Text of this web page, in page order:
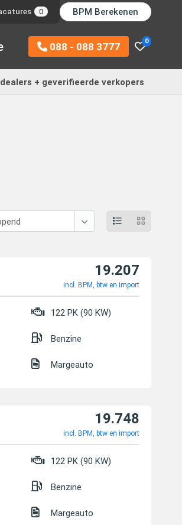
0 BPM Berekenen
0
088 - 088 3777
+ geverifieerde verkopers
19.207
incl. BPM, btw en import
122 PK (90 KW)
Benzine
Margeauto
19.748
incl. BPM, btw en import
122 PK (90 KW)
Benzine
Margeauto